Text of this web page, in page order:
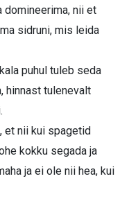
domineerima, nii et
sidruni, mis leida
puhul tuleb seda
hinnast tulenevalt
et nii kui spagetid
kokku segada ja
ja ei ole nii hea, kui